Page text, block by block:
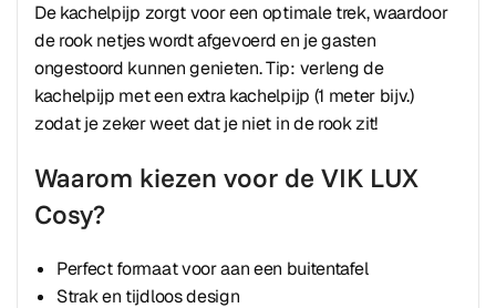
De kachelpijp zorgt voor een optimale trek, waardoor
de rook netjes wordt afgevoerd en je gasten
ongestoord kunnen genieten. Tip: verleng de
kachelpijp met een extra kachelpijp (1 meter bijv.)
zodat je zeker weet dat je niet in de rook zit!
Waarom kiezen voor de VIK LUX
Cosy?
Perfect formaat voor aan een buitentafel
Strak en tijdloos design